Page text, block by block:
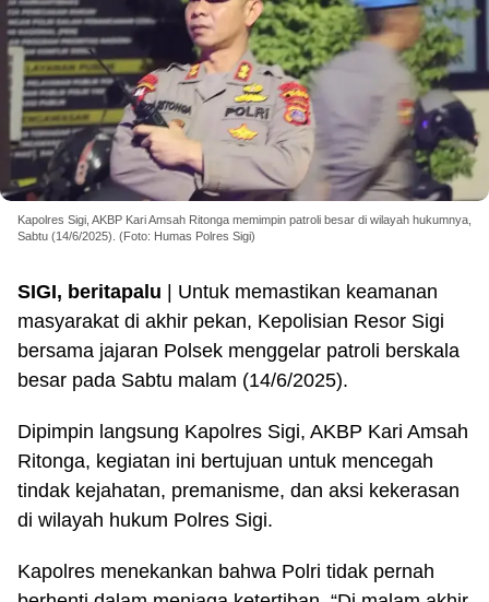
Kapolres Sigi, AKBP Kari Amsah Ritonga memimpin patroli besar di wilayah hukumnya,
Sabtu (14/6/2025). (Foto: Humas Polres Sigi)
SIGI, beritapalu | Untuk memastikan keamanan
masyarakat di akhir pekan, Kepolisian Resor Sigi
bersama jajaran Polsek menggelar patroli berskala
besar pada Sabtu malam (14/6/2025).
Dipimpin langsung Kapolres Sigi, AKBP Kari Amsah
Ritonga, kegiatan ini bertujuan untuk mencegah
tindak kejahatan, premanisme, dan aksi kekerasan
di wilayah hukum Polres Sigi.
Kapolres menekankan bahwa Polri tidak pernah